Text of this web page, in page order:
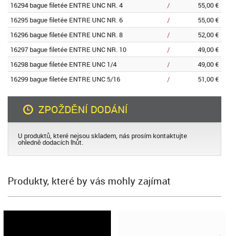
16294 bague filetée ENTRE UNC NR. 4
/
55,00 €
16295 bague filetée ENTRE UNC NR. 6
/
55,00 €
16296 bague filetée ENTRE UNC NR. 8
/
52,00 €
16297 bague filetée ENTRE UNC NR. 10
/
49,00 €
16298 bague filetée ENTRE UNC 1/4
/
49,00 €
16299 bague filetée ENTRE UNC 5/16
/ 51,00 €
ZPOŽDĚNÍ DODÁNÍ
U produktů, které nejsou skladem, nás prosím kontaktujte
ohledně dodacích lhůt.
Produkty, které by vás mohly zajímat